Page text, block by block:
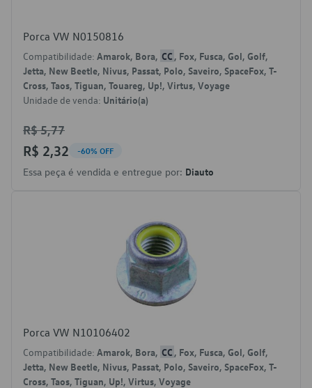
Porca VW N0150816
Compatibilidade: Amarok, Bora, CC , Fox, Fusca, Gol, Golf,
Jetta, New Beetle, Nivus, Passat, Polo, Saveiro, SpaceFox, T-
Cross, Taos, Tiguan, Touareg, Up!, Virtus, Voyage
Unidade de venda: Unitário(a)
R$ 5,77
R$ 2,32 -60% OFF
Essa peça é vendida e entregue por: Diauto
Porca VW N10106402
Compatibilidade: Amarok, Bora, CC , Fox, Fusca, Gol, Golf,
Jetta, New Beetle, Nivus, Passat, Polo, Saveiro, SpaceFox, T-
Cross, Taos, Tiguan, Up!, Virtus, Voyage